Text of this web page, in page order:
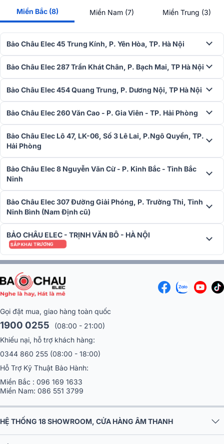
Tiếng ồn dư thấp
Với khả năng giảm thiểu tiếng ồn dư thừa, micro mang lại bản ghi
sạch sẽ và rõ ràng. Tính năng này đặc biệt hữu ích trong các môi
trường ghi âm phức tạp, đảm bảo chất lượng âm thanh ổn định
trong cả phòng thu chuyên nghiệp và livestream.
Màn hình pop kim loại chuyên dụng
Màn hình pop nhỏ gọn nhưng hiệu quả trong việc loại bỏ tiếng nổ,
Miền Bắc (8) Miền Nam (7) Miền Trung (3)
Bảo Châu Elec 45 Trung Kính, P. Yên Hòa, TP. Hà Nội
Bảo Châu Elec 287 Trần Khát Chân, P. Bạch Mai, TP Hà Nội
Bảo Châu Elec 454 Quang Trung, P. Dương Nội, TP Hà Nội
Bảo Châu Elec 260 Văn Cao - P. Gia Viên - TP. Hải Phòng
Bảo Châu Elec Lô 47, LK-06, Số 3 Lê Lai, P.Ngô Quyền, TP.
Hải Phòng
Bảo Châu Elec 8 Nguyễn Văn Cừ - P. Kinh Bắc - Tỉnh Bắc
Ninh
Bảo Châu Elec 307 Đường Giải Phóng, P. Trường Thi, Tỉnh
Ninh Bình (Nam Định cũ)
BẢO CHÂU ELEC - TRỊNH VĂN BÔ - HÀ NỘI
SẮP KHAI TRƯƠNG
Gọi đặt mua, giao hàng toàn quốc
1900 0255
(08:00 - 21:00)
Khiếu nại, hỗ trợ khách hàng:
0344 860 255 (08:00 - 18:00)
Hỗ Trợ Kỹ Thuật Bảo Hành:
Miền Bắc : 096 169 1633
Miền Nam: 086 551 3799
HỆ THỐNG 18 SHOWROOM, CỬA HÀNG ÂM THANH